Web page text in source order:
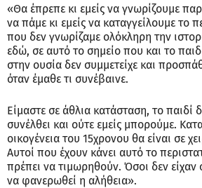
«Θα έπρεπε κι εμείς να γνωρίζουμε
να πάμε κι εμείς να καταγγείλουμε το
που δεν γνωρίζαμε ολόκληρη την
εδώ, σε αυτό το σημείο που και το
στην ουσία δεν συμμετείχε και
όταν έμαθε τι συνέβαινε.
Είμαστε σε άθλια κατάσταση, το παιδί
συνέλθει και ούτε εμείς μπορούμε.
οικογένεια του 15χρονου θα είναι σε
Αυτοί που έχουν κάνει αυτό το
πρέπει να τιμωρηθούν. Όσοι δεν είχαν
να φανερωθεί η αλήθεια».